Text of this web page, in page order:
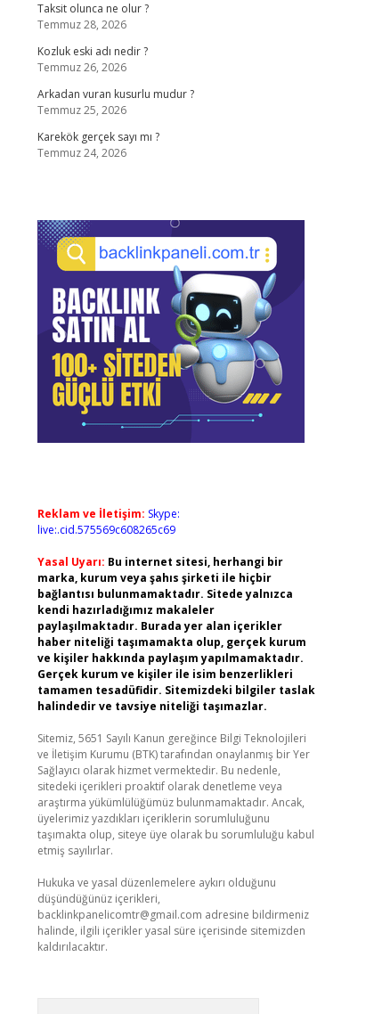
Taksit olunca ne olur ?
Temmuz 28, 2026
Kozluk eski adı nedir ?
Temmuz 26, 2026
Arkadan vuran kusurlu mudur ?
Temmuz 25, 2026
Karekök gerçek sayı mı ?
Temmuz 24, 2026
Reklam ve İletişim: Skype:
live:.cid.575569c608265c69
Yasal Uyarı: Bu internet sitesi, herhangi bir
marka, kurum veya şahıs şirketi ile hiçbir
bağlantısı bulunmamaktadır. Sitede yalnızca
kendi hazırladığımız makaleler
paylaşılmaktadır. Burada yer alan içerikler
haber niteliği taşımamakta olup, gerçek kurum
ve kişiler hakkında paylaşım yapılmamaktadır.
Gerçek kurum ve kişiler ile isim benzerlikleri
tamamen tesadüfidir. Sitemizdeki bilgiler taslak
halindedir ve tavsiye niteliği taşımazlar.
Sitemiz, 5651 Sayılı Kanun gereğince Bilgi Teknolojileri
ve İletişim Kurumu (BTK) tarafından onaylanmış bir Yer
Sağlayıcı olarak hizmet vermektedir. Bu nedenle,
sitedeki içerikleri proaktif olarak denetleme veya
araştırma yükümlülüğümüz bulunmamaktadır. Ancak,
üyelerimiz yazdıkları içeriklerin sorumluluğunu
taşımakta olup, siteye üye olarak bu sorumluluğu kabul
etmiş sayılırlar.
Hukuka ve yasal düzenlemelere aykırı olduğunu
düşündüğünüz içerikleri,
backlinkpanelicomtr@gmail.com adresine bildirmeniz
halinde, ilgili içerikler yasal süre içerisinde sitemizden
kaldırılacaktır.